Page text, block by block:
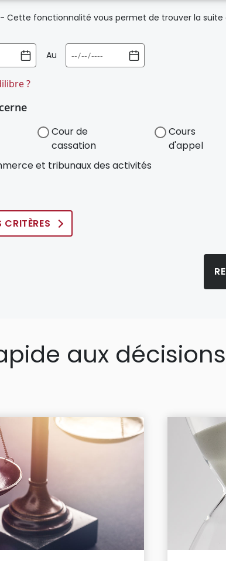
Cette fonctionnalité vous permet de trouver la
Au
?
Cour de
cassation
Cours
d'appel
et tribunaux des activités
CRITÈRES
aux